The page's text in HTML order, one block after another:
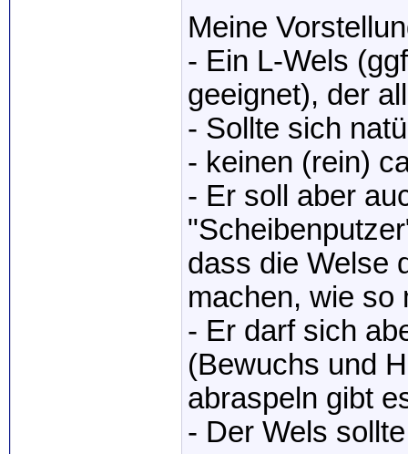
Meine
- Ein L-Wels
geeignet), der
- Sollte sich
- keinen (rein)
- Er soll aber
dass die Welse
machen, wie
- Er darf sich
(Bewuchs und
abraspeln gibt
- Der Wels